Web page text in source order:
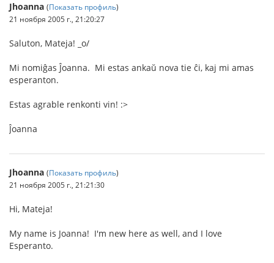
Jhoanna (Показать профиль)
21 ноября 2005 г., 21:20:27
Saluton, Mateja! _o/
Mi nomiĝas Ĵoanna. Mi estas ankaŭ nova tie ĉi, kaj mi amas
esperanton.
Estas agrable renkonti vin! :>
Ĵoanna
Jhoanna (Показать профиль)
21 ноября 2005 г., 21:21:30
Hi, Mateja!
My name is Joanna! I'm new here as well, and I love
Esperanto.